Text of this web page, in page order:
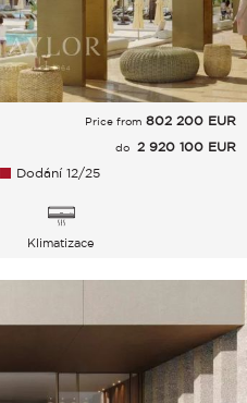
Price from 802 200 EUR
do 2 920 100 EUR
Dodání 12/25
Klimatizace